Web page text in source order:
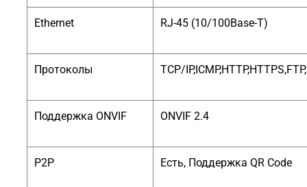
Ethernet RJ-45 (10/100Base-T)
Протоколы TCP/
Поддержка ONVIF ONVIF 2.4
P2P Есть, Поддержка QR Code